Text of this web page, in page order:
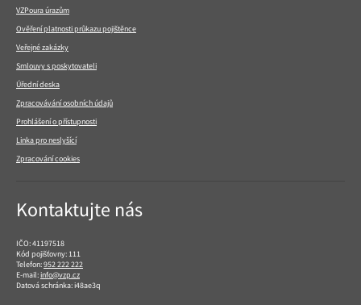
VZPoura úrazům
Ověření platnosti průkazu pojištěnce
Veřejné zakázky
Smlouvy s poskytovateli
Úřední deska
Zpracovávání osobních údajů
Prohlášení o přístupnosti
Linka pro neslyšící
Zpracování cookies
Kontaktujte nás
IČO: 41197518
Kód pojišťovny: 111
Telefon:952 222 222
E-mail:info@vzp.cz
Datová schránka: i48ae3q